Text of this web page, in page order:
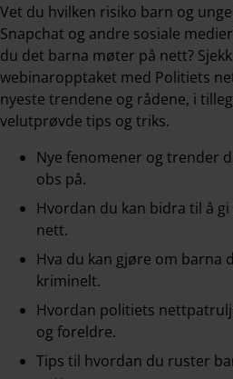
Vet du hvilken risiko barn og
Snapchat og andre sosiale
du det barna møter på nett?
webinaropptaket med Politiets
nyeste trendene og rådene, i
velutprøvde tips og triks.
Nye fenomener og trender
obs på.
Hvordan du kan bidra til å
nett.
Hva du kan gjøre om barna
kriminelt.
Hvordan politiets
og foreldre.
Tips til hvordan du ruster